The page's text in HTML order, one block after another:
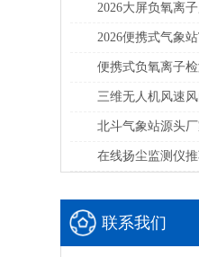
联系我们